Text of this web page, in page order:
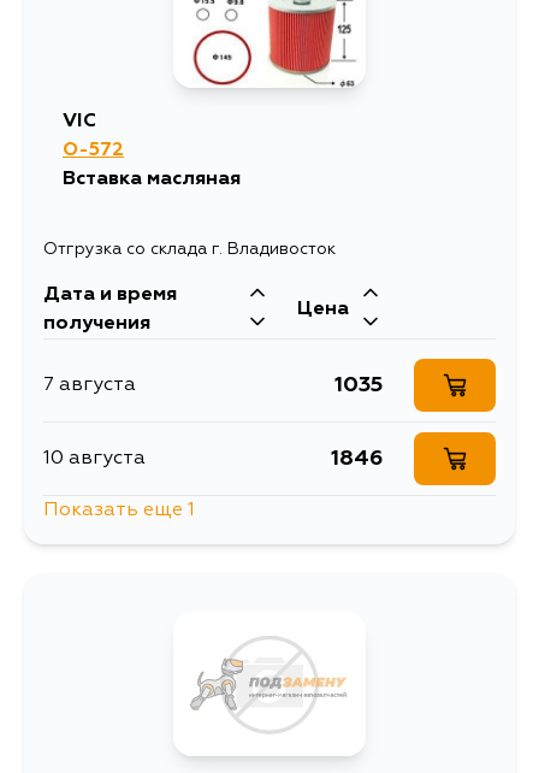
VIC
O-572
Вставка масляная
Отгрузка со склада г. Владивосток
Дата и время
получения
Цена
7 августа 1035
10 августа 1846
Показать еще 1